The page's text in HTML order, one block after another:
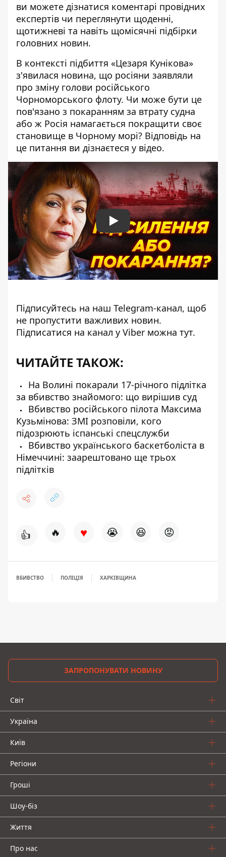
ви можете дізнатися коментарі провідних
експертів чи переглянути щоденні,
щотижневі та навіть щомісячні підбірки
головних новин.
В контексті підбиття «Цезаря Кунікова»
з'явилася новина, що росіяни заявляли
про зміну голови російського
Чорноморського флоту. Чи може бути це
пов'язано з покаранням за втрату судна
або ж Росія намагається покращити своє
становище в Чорному морі? Відповідь на
це питання ви дізнаєтеся у відео.
Play
Підписуйтесь на наш Telegram-канал, щоб
не пропустити важливих новин.
Підписатися на канал у Viber можна тут.
ЧИТАЙТЕ ТАКОЖ:
На Волині покарали 17-річного підлітка
за вбивство знайомого: що вирішив суд
Вбивство російського пілота Максима
Кузьмінова: ЗМІ розповіли, кого
підозрюють іспанські спецслужби
Вбивство українського баскетболіста в
Німеччині: заарештовано ще трьох
підлітків
👍 🔥 ♥ 😭 😆 😡
ВБИВСТВО ПОЛІЦІЯ ХАРКІВЩИНА
ЗАПРОПОНУВАТИ НОВИНУ
Світ
Україна
Київ
Регіони
Гроші
Шоу-біз
Життя
Про нас